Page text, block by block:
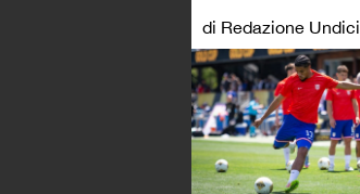
di Redazione Undici